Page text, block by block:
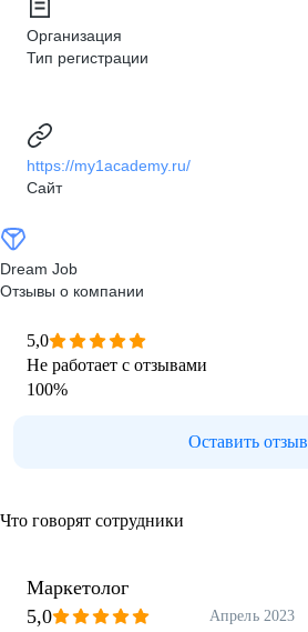
Организация
Тип регистрации
https://my1academy.ru/
Сайт
Dream Job
Отзывы о компании
5,0
Не работает с отзывами
100%
Оставить отзыв
Что говорят сотрудники
Маркетолог
5,0
Апрель 2023